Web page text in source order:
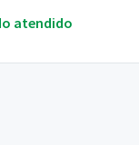
deixei em local seg...
atendido